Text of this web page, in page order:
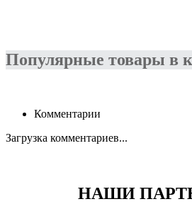
Популярные товары в
Комментарии
Загрузка комментариев...
НАШИ